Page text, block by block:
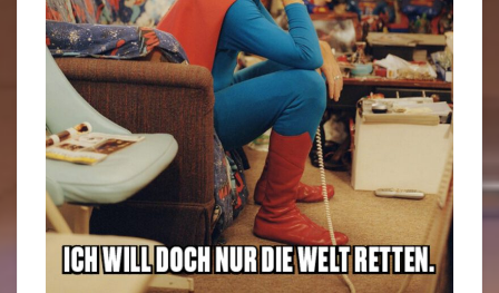
Konzerte
Programm
Kunstausstellungen
Nachbar-Machbar Wolfenbüttel
Unsere Freund:innen
Bundesfreiwilligendienst